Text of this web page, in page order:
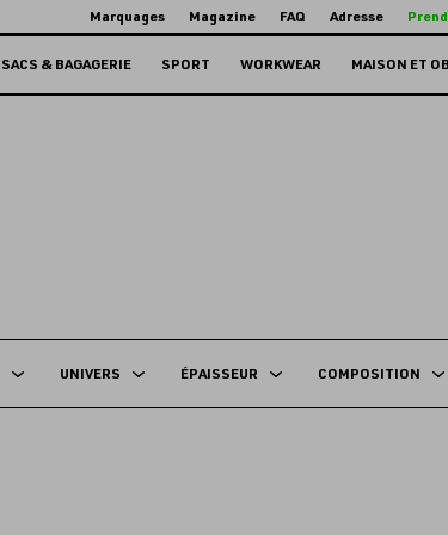
Marquages Magazine FAQ Adresse
SACS & BAGAGERIE SPORT WORKWEAR MAISON ET
UNIVERS ÉPAISSEUR COMPOSITION